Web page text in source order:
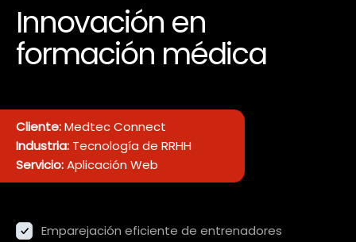
Innovación en
formación médica
Cliente:Medtec Connect
Industria: Tecnología de RRHH
Servicio:Aplicación Web
Emparejación eficiente de entrenadores